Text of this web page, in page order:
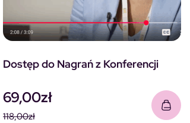
Dostęp do Nagrań z Konferencji
118,00zł
69,00zł